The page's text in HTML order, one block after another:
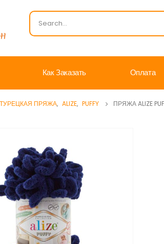
Как Заказать Оплата
ТУРЕЦКАЯ ПРЯЖА, ALIZE, PUFFY ПРЯЖА ALIZE